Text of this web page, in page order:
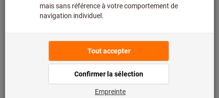
Voulez-vous commander plusieurs articles en même temps ?
Vers la saisie rapide